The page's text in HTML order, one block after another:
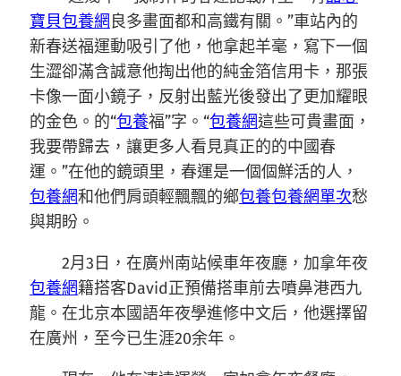
寶貝包養網 良多畫面都和高鐵有關。”車站內的
新春送福運動吸引了他，他拿起羊毫，寫下一個
生澀卻滿含誠意他掏出他的純金箔信用卡，那張
卡像一面小鏡子，反射出藍光後發出了更加耀眼
的金色。的“包養福”字。“包養網這些可貴畫面，
我要帶歸去，讓更多人看見真正的的中國春
運。”在他的鏡頭里，春運是一個個鮮活的人，
包養網和他們肩頭輕飄飄的鄉包養包養網單次愁
與期盼。
2月3日，在廣州南站候車年夜廳，加拿年夜
包養網籍搭客David正預備搭車前去噴鼻港西九
龍。在北京本國語年夜學進修中文后，他選擇留
在廣州，至今已生涯20余年。